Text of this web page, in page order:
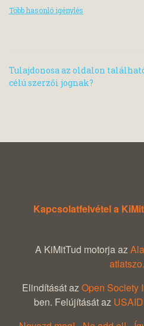
Több hasonló igénylés
Tulajdonosa az oldalon
célú szerzői jognak?
Kapcsolatfelvétel a
A KiMitTud motorja az
Elindítását azOpen Society
ben. Felújítását az USAID